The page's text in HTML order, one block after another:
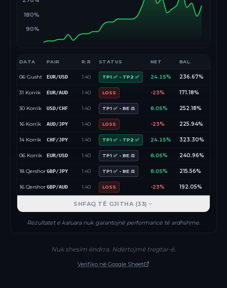
90%
180%
DATA PAIR R:R STATUS NET BAL.
06 Gusht EUR/USD 1.40 TP1 ✅ - TP2 ✅ 24.15% 236.67%
31 Korrik EUR/AUD 1.40 LOSS -23% 171.18%
30 Korrik USD/CHF 1.40 TP1 ✅ - BE ⚖️ 8.05% 252.18%
16 Korrik AUD/JPY 1.40 LOSS -23% 225.94%
14 Korrik CHF/JPY 1.40 TP1 ✅ - TP2 ✅ 24.15% 323.30%
06 Korrik EUR/USD 1.40 TP1 ✅ - BE ⚖️ 8.05% 240.96%
18 QershorGBP/JPY 1.40 TP1 ✅ - BE ⚖️ 8.05% 215.56%
16 QershorGBP/AUD 1.40 LOSS -23% 192.05%
SHFAQ TË GJITHA (33)
Rezultatet e kaluara nuk garantojnë performancë të ardhshme.
Nuk shesim ëndrra. Ndërtojmë tregtar-ë.
Verifiko në Google Sheet